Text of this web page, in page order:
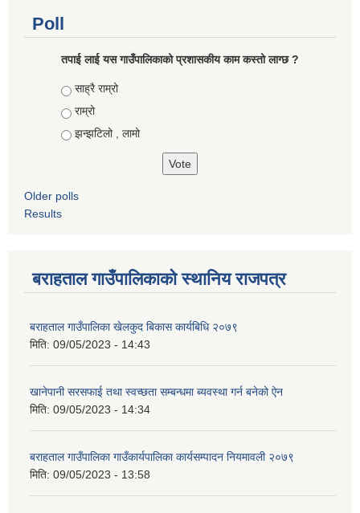
Poll
तपाई लाई यस गाउँपालिकाको प्रशासकीय काम कस्तो लाग्छ ?
Choices
साह्रै राम्रो
राम्रो
झन्झटिलो , लामो
Older polls
Results
बराहताल गाउँपालिकाको स्थानिय राजपत्र
बराहताल गाउँपालिका खेलकुद बिकास कार्यबिधि २०७९
मिति: 09/05/2023 - 14:43
खानेपानी सरसफाई तथा स्वच्छता सम्बन्धमा ब्यवस्था गर्न बनेको ऐन
मिति: 09/05/2023 - 14:34
बराहताल गाउँपालिका गाउँकार्यपालिका कार्यसम्पादन नियमावली २०७९
मिति: 09/05/2023 - 13:58